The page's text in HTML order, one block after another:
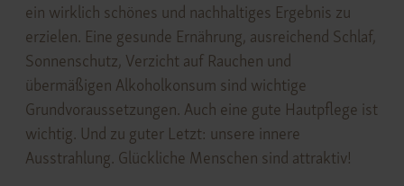
ein wirklich schönes und nachhaltiges Ergebnis zu
erzielen. Eine gesunde Ernährung, ausreichend Schlaf,
Sonnenschutz, Verzicht auf Rauchen und
übermäßigen Alkoholkonsum sind wichtige
Grundvoraussetzungen. Auch eine gute Hautpflege ist
wichtig. Und zu guter Letzt: unsere innere
Ausstrahlung. Glückliche Menschen sind attraktiv!